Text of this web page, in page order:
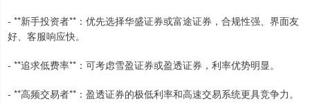
- **新手投资者**：优先选择华盛证券或富途证券，合规性强、界面友
好、客服响应快。
- **追求低费率**：可考虑雪盈证券或盈透证券，利率优势明显。
- **高频交易者**：盈透证券的极低利率和高速交易系统更具竞争力。